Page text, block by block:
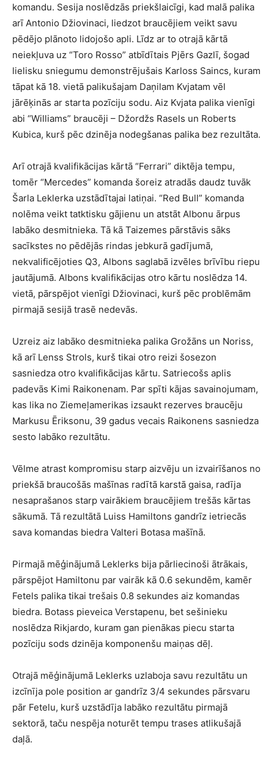
komandu. Sesija noslēdzās priekšlaicīgi, kad malā palika
arī Antonio Džiovinaci, liedzot braucējiem veikt savu
pēdējo plānoto lidojošo apli. Līdz ar to otrajā kārtā
neiekļuva uz “Toro Rosso” atbīdītais Pjērs Gazlī, šogad
lielisku sniegumu demonstrējušais Karloss Saincs, kuram
tāpat kā 18. vietā palikušajam Daņilam Kvjatam vēl
jārēķinās ar starta pozīciju sodu. Aiz Kvjata palika vienīgi
abi “Williams” braucēji – Džordžs Rasels un Roberts
Kubica, kurš pēc dzinēja nodegšanas palika bez rezultāta.
Arī otrajā kvalifikācijas kārtā “Ferrari” diktēja tempu,
tomēr “Mercedes” komanda šoreiz atradās daudz tuvāk
Šarla Leklerka uzstādītajai latiņai. “Red Bull” komanda
nolēma veikt tatktisku gājienu un atstāt Albonu ārpus
labāko desmitnieka. Tā kā Taizemes pārstāvis sāks
sacīkstes no pēdējās rindas jebkurā gadījumā,
nekvalificējoties Q3, Albons saglabā izvēles brīvību riepu
jautājumā. Albons kvalifikācijas otro kārtu noslēdza 14.
vietā, pārspējot vienīgi Džiovinaci, kurš pēc problēmām
pirmajā sesijā trasē nedevās.
Uzreiz aiz labāko desmitnieka palika Grožāns un Noriss,
kā arī Lenss Strols, kurš tikai otro reizi šosezon
sasniedza otro kvalifikācijas kārtu. Satriecošs aplis
padevās Kimi Raikonenam. Par spīti kājas savainojumam,
kas lika no Ziemeļamerikas izsaukt rezerves braucēju
Markusu Ēriksonu, 39 gadus vecais Raikonens sasniedza
sesto labāko rezultātu.
Vēlme atrast kompromisu starp aizvēju un izvairīšanos no
priekšā braucošās mašīnas radītā karstā gaisa, radīja
nesaprašanos starp vairākiem braucējiem trešās kārtas
sākumā. Tā rezultātā Luiss Hamiltons gandrīz ietriecās
sava komandas biedra Valteri Botasa mašīnā.
Pirmajā mēģinājumā Leklerks bija pārliecinoši ātrākais,
pārspējot Hamiltonu par vairāk kā 0.6 sekundēm, kamēr
Fetels palika tikai trešais 0.8 sekundes aiz komandas
biedra. Botass pieveica Verstapenu, bet sešinieku
noslēdza Rikjardo, kuram gan pienākas piecu starta
pozīciju sods dzinēja komponenšu maiņas dēļ.
Otrajā mēģinājumā Leklerks uzlaboja savu rezultātu un
izcīnīja pole position ar gandrīz 3/4 sekundes pārsvaru
pār Fetelu, kurš uzstādīja labāko rezultātu pirmajā
sektorā, taču nespēja noturēt tempu trases atlikušajā
daļā.